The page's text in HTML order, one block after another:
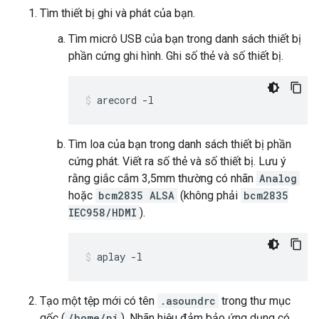
Tìm thiết bị ghi và phát của bạn.
Tìm micrô USB của bạn trong danh sách thiết bị
phần cứng ghi hình. Ghi số thẻ và số thiết bị.
arecord -l
Tìm loa của bạn trong danh sách thiết bị phần
cứng phát. Viết ra số thẻ và số thiết bị. Lưu ý
rằng giắc cắm 3,5mm thường có nhãn Analog
hoặc bcm2835 ALSA (không phải bcm2835
IEC958/HDMI ).
aplay -l
Tạo một tệp mới có tên .asoundrc trong thư mục